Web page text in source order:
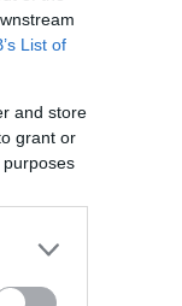
List of
and store
grant or
Ide írhatsz levelet nekünk!